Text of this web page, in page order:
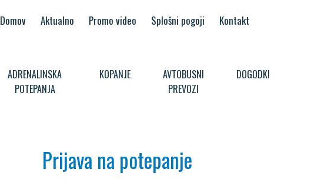
Domov Aktualno Promo video Splošni pogoji Kontakt
ADRENALINSKA
POTEPANJA
KOPANJE
AVTOBUSNI
PREVOZI
DOGODKI
Prijava na potepanje